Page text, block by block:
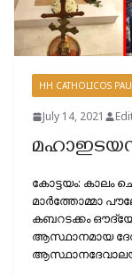
HH CATHOLICOS
July 14, 2021
മഹാഇടയനു
കോട്ടയം:
മാർത്തോമ്മാ
കബറടക്കം
ആസ്ഥാനമായ